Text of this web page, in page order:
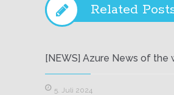
Related
[NEWS] Azure News of the
5. Juli 2024